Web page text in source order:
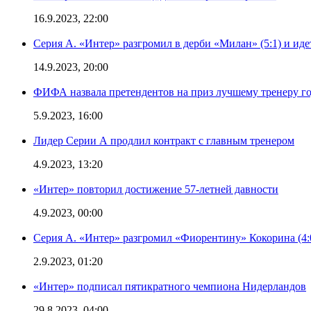
16.9.2023, 22:00
Серия А. «Интер» разгромил в дерби «Милан» (5:1) и
14.9.2023, 20:00
ФИФА назвала претендентов на приз лучшему тренеру
5.9.2023, 16:00
Лидер Серии А продлил контракт с главным тренером
4.9.2023, 13:20
«Интер» повторил достижение 57-летней давности
4.9.2023, 00:00
Серия А. «Интер» разгромил «Фиорентину» Кокорина
2.9.2023, 01:20
«Интер» подписал пятикратного чемпиона Нидерландов